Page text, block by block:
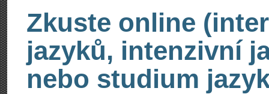
Zkuste online
jazyků, intenzivní
nebo studium